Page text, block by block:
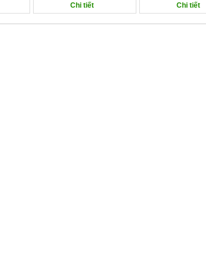
Chi tiết Chi tiết